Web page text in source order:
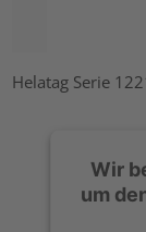
Helatag Serie
Wir
um